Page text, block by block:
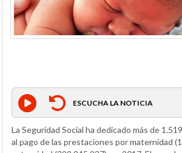
ESCUCHA LA NOTICIA
La Seguridad Social ha dedicado más de
al pago de las prestaciones por maternidad